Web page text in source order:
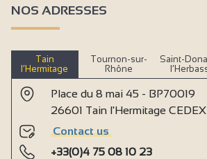
NOS ADRESSES
Tain
l’Hermitage
Tournon-sur-
Rhône
Saint-
Place du 8 mai 45 - BP70019
26601 Tain l'Hermitage CEDEX
Contact us
+33(0)4 75 08 10 23